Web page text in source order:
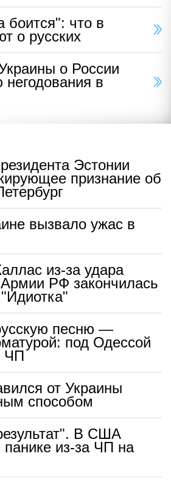
боится": что в
о русских
о России
в
Эстонии
признание об
вызвало ужас в
из-за удара
РФ закончилась
песню —
под Одессой
ЧП
от Украины
способом
В США
панике из-за ЧП на